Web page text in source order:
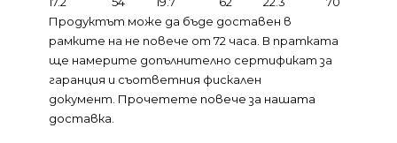
Продуктът може да бъде доставен в
рамките на не повече от 72 часа. В пратката
ще намерите допълнително сертификат за
гаранция и съответния фискален
документ. Прочетете повече за нашата
доставка.